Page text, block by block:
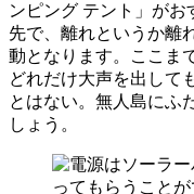
ンピング テント」がお
先で、離れというか離
動となります。ここま
どれだけ大声を出して
とはない。無人島にふ
しょう。